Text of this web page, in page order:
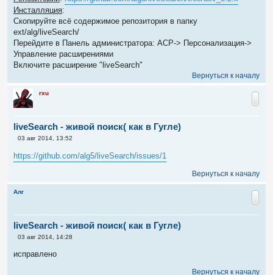
Инсталляция:
Скопируйте всё содержимое репозитория в папку
ext/alg/liveSearch/
Перейдите в Панель администратора: АСР-> Персонализация->
Управление расширениями
Включите расширение "liveSearch"
Вернуться к началу
rxu
liveSearch - живой поиск( как в Гугле)
С
о
б
03 авг 2014, 13:52
https://github.com/alg5/liveSearch/issues/1
Вернуться к началу
Алг
liveSearch - живой поиск( как в Гугле)
С
б
03 авг 2014, 14:28
исправлено
Вернуться к началу